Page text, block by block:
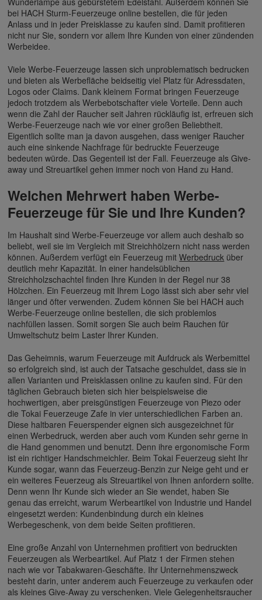
bei HACH Sturm-Feuerzeuge online bestellen, die für jeden
Anlass und in jeder Preisklasse zu kaufen sind. Damit profitieren
nicht nur Sie, sondern vor allem Ihre Kunden von einer zündenden
Werbeidee.
Viele Werbe-Feuerzeuge lassen sich unproblematisch bedrucken
und bieten als Werbefläche beidseitig viel Platz für Adressdaten,
Logos oder Claims. Dank kleinem Format bringen Feuerzeuge
jedoch trotzdem als Werbebotschafter viele Vorteile. Denn auch
wenn die Zahl der Raucher seit Jahren rückläufig ist, erfreuen sich
Werbe-Feuerzeuge nach wie vor einer großen Beliebtheit.
Eigentlich sollte man ja davon ausgehen, dass weniger Raucher
auch eine sinkende Nachfrage für bedruckte Feuerzeuge
bedeuten würde. Das Gegenteil ist der Fall. Feuerzeuge als Give-
away und Streuartikel gehen immer noch von Hand zu Hand.
Welchen Mehrwert haben Werbe-
Feuerzeuge für Sie und Ihre Kunden?
Im Haushalt sind Werbe-Feuerzeuge vor allem auch deshalb so
beliebt, weil sie im Vergleich mit Streichhölzern nicht nass werden
können. Außerdem verfügt ein Feuerzeug mitWerbedruck über
deutlich mehr Kapazität. In einer handelsüblichen
Streichholzschachtel finden Ihre Kunden in der Regel nur 38
Hölzchen. Ein Feuerzeug mit Ihrem Logo lässt sich aber sehr viel
länger und öfter verwenden. Zudem können Sie bei HACH auch
Werbe-Feuerzeuge online bestellen, die sich problemlos
nachfüllen lassen. Somit sorgen Sie auch beim Rauchen für
Umweltschutz beim Laster Ihrer Kunden.
Das Geheimnis, warum Feuerzeuge mit Aufdruck als Werbemittel
so erfolgreich sind, ist auch der Tatsache geschuldet, dass sie in
allen Varianten und Preisklassen online zu kaufen sind. Für den
täglichen Gebrauch bieten sich hier beispielsweise die
hochwertigen, aber preisgünstigen Feuerzeuge von Piezo oder
die Tokai Feuerzeuge Zafe in vier unterschiedlichen Farben an.
Diese haltbaren Feuerspender eignen sich ausgezeichnet für
einen Werbedruck, werden aber auch vom Kunden sehr gerne in
die Hand genommen und benutzt. Denn ihre ergonomische Form
ist ein richtiger Handschmeichler. Beim Tokai Feuerzeug sieht Ihr
Kunde sogar, wann das Feuerzeug-Benzin zur Neige geht und er
ein weiteres Feuerzeug als Streuartikel von Ihnen anfordern sollte.
Denn wenn Ihr Kunde sich wieder an Sie wendet, haben Sie
genau das erreicht, warum Werbeartikel von Industrie und Handel
eingesetzt werden: Kundenbindung durch ein kleines
Werbegeschenk, von dem beide Seiten profitieren.
Eine große Anzahl von Unternehmen profitiert von bedruckten
Feuerzeugen als Werbeartikel. Auf Platz 1 der Firmen stehen
nach wie vor Tabakwaren-Geschäfte. Ihr Unternehmenszweck
besteht darin, unter anderem auch Feuerzeuge zu verkaufen oder
als kleines Give-Away zu verschenken. Viele Gelegenheitsraucher